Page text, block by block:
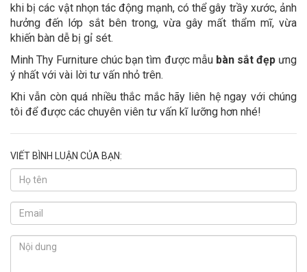
khi bị các vật nhọn tác động mạnh, có thể gây trầy xước, ảnh
hưởng đến lớp sắt bên trong, vừa gây mất thẩm mĩ, vừa
khiến bàn dễ bị gỉ sét.
Minh Thy Furniture chúc bạn tìm được mẫu bàn sắt đẹpưng
ý nhất với vài lời tư vấn nhỏ trên.
Khi vẫn còn quá nhiều thắc mắc hãy liên hệ ngay với chúng
tôi để được các chuyên viên tư vấn kĩ lưỡng hơn nhé!
VIẾT BÌNH LUẬN CỦA BẠN: